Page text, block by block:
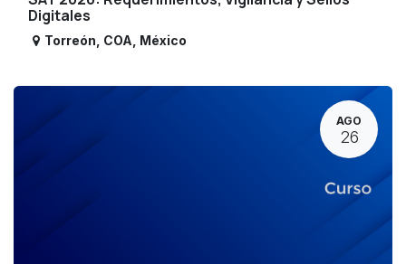
Digitales
Torreón COA México
AGO
26